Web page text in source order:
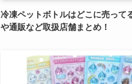
冷凍ペットボトルはどこに売って
や通販など取扱店舗まとめ！